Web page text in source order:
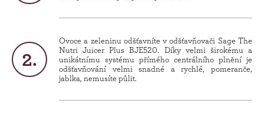
Ovoce a zeleninu odšťavníte v odšťavňovači Sage The
Nutri Juicer Plus BJE520. Díky velmi širokému a
unikátnímu systému přímého centrálního plnění je
odšťavňování velmi snadné a rychlé, pomeranče,
jablka, nemusíte půlit.